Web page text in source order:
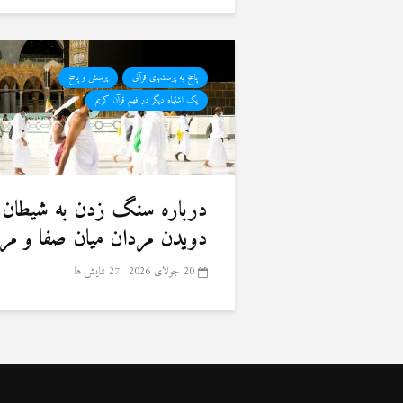
پاسخ به پرسشهای قرآنی
پرسش و پاسخ
یک اشتباه دیگر در فهم قرآن کریم
درباره سنگ زدن به
دویدن مردان میان صفا و
20 جولای 2026 27 نمایش ها